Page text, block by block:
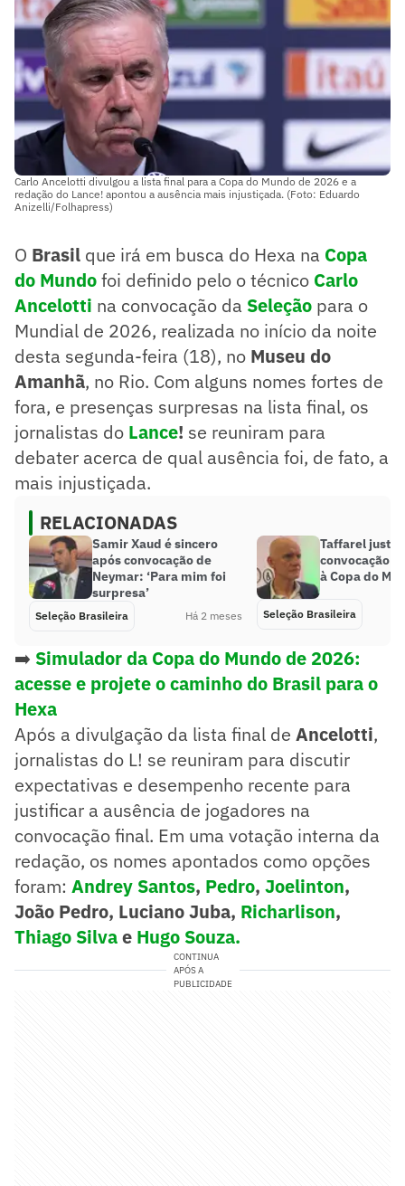
Carlo Ancelotti divulgou a lista final para a Copa do Mundo de 2026 e a
redação do Lance! apontou a ausência mais injustiçada. (Foto: Eduardo
Anizelli/Folhapress)
O Brasil que irá em busca do Hexa na Copa
do Mundofoi definido pelo o técnico Carlo
Ancelotti na convocação da Seleção para o
Mundial de 2026, realizada no início da noite
desta segunda-feira (18), no Museu do
Amanhã, no Rio. Com alguns nomes fortes de
fora, e presenças surpresas na lista final, os
jornalistas do Lance! se reuniram para
debater acerca de qual ausência foi, de fato, a
mais injustiçada.
RELACIONADAS
Samir Xaud é sincero
após convocação de
Neymar: ‘Para mim foi
surpresa’
Seleção Brasileira Há 2 meses
Taffarel
convocação
à Copa do
Seleção Brasileira
➡️ Simulador da Copa do Mundo de 2026:
acesse e projete o caminho do Brasil para o
Hexa
Após a divulgação da lista final de Ancelotti,
jornalistas do L! se reuniram para discutir
expectativas e desempenho recente para
justificar a ausência de jogadores na
convocação final. Em uma votação interna da
redação, os nomes apontados como opções
foram: Andrey Santos, Pedro, Joelinton,
João Pedro, Luciano Juba, Richarlison,
Thiago Silvae Hugo Souza.
CONTINUA
APÓS A
PUBLICIDADE